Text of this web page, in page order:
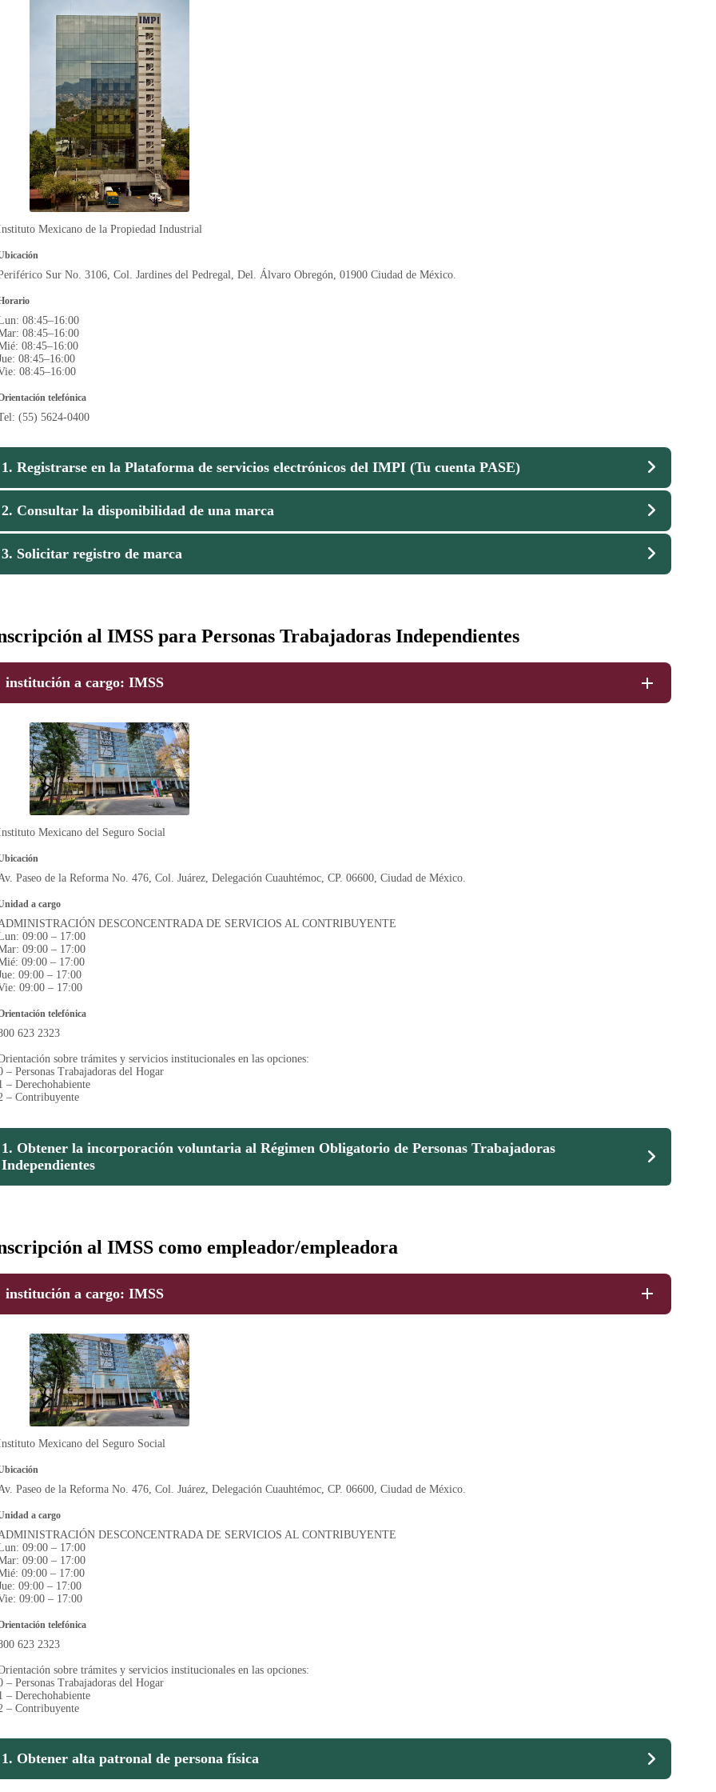
Mexicano de la Propiedad Industrial
Sur No. 3106, Col. Jardines del Pedregal, Del. Álvaro Obregón, 01900 Ciudad de México.
08:45–16:00
08:45–16:00
08:45–16:00
08:45–16:00
08:45–16:00
telefónica
(55) 5624-0400
1. Registrarse en la Plataforma de servicios electrónicos del IMPI (Tu cuenta PASE)
2. Consultar la disponibilidad de una marca
3. Solicitar registro de marca
al IMSS para Personas Trabajadoras Independientes
institución a cargo: IMSS
Mexicano del Seguro Social
Paseo de la Reforma No. 476, Col. Juárez, Delegación Cuauhtémoc, CP. 06600, Ciudad de México.
a cargo
DESCONCENTRADA DE SERVICIOS AL CONTRIBUYENTE
09:00 – 17:00
09:00 – 17:00
09:00 – 17:00
09:00 – 17:00
09:00 – 17:00
telefónica
623 2323
sobre trámites y servicios institucionales en las opciones:
– Personas Trabajadoras del Hogar
– Derechohabiente
– Contribuyente
1. Obtener la incorporación voluntaria al Régimen Obligatorio de Personas Trabajadoras
Independientes
al IMSS como empleador/empleadora
institución a cargo: IMSS
Mexicano del Seguro Social
Paseo de la Reforma No. 476, Col. Juárez, Delegación Cuauhtémoc, CP. 06600, Ciudad de México.
a cargo
DESCONCENTRADA DE SERVICIOS AL CONTRIBUYENTE
09:00 – 17:00
09:00 – 17:00
09:00 – 17:00
09:00 – 17:00
09:00 – 17:00
telefónica
623 2323
sobre trámites y servicios institucionales en las opciones:
– Personas Trabajadoras del Hogar
– Derechohabiente
– Contribuyente
1. Obtener alta patronal de persona física